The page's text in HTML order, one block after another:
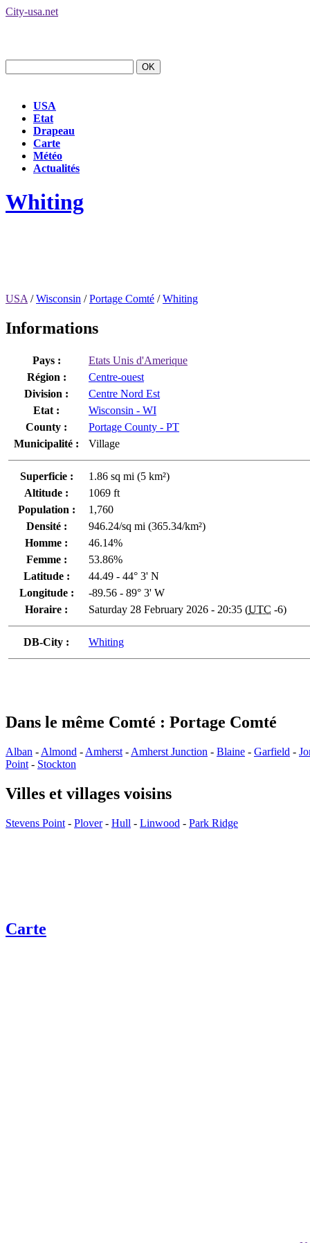
City-usa.net
USA
Etat
Drapeau
Carte
Météo
Actualités
Whiting
USA /Wisconsin /Portage Comté /Whiting
Informations
Pays :
Etats Unis d'Amerique
Région :
Centre-ouest
Division :
Centre Nord Est
Etat :
Wisconsin - WI
County :
Portage County - PT
Municipalité :
Village
Superficie :
1.86 sq mi (5 km²)
Altitude :
1069 ft
Population :
1,760
Densité :
946.24/sq mi (365.34/km²)
Homme :
46.14%
Femme :
53.86%
Latitude :
44.49 - 44° 3' N
Longitude :
-89.56 - 89° 3' W
Horaire :
Saturday 28 February 2026 - 20:35 (UTC -6)
DB-City : Whiting
Dans le même Comté : Portage Comté
Alban - Almond - Amherst - Amherst Junction - Blaine - Garfield -
Point - Stockton
Villes et villages voisins
Stevens Point - Plover- Hull - Linwood - Park Ridge
Carte